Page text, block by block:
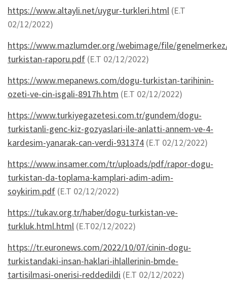
https://www.altayli.net/uygur-turkleri.html (E.T
02/12/2022)
https://www.mazlumder.org/webimage/file/
turkistan-raporu.pdf (E.T 02/12/2022)
https://www.mepanews.com/dogu-turkistan-tarihinin-
ozeti-ve-cin-isgali-8917h.htm (E.T 02/12/2022)
https://www.turkiyegazetesi.com.tr/gundem/dogu-
turkistanli-genc-kiz-gozyaslari-ile-anlatti-annem-ve-4-
kardesim-yanarak-can-verdi-931374 (E.T 02/12/2022)
https://www.insamer.com/tr/uploads/pdf/rapor-dogu-
turkistan-da-toplama-kamplari-adim-adim-
soykirim.pdf (E.T 02/12/2022)
https://tukav.org.tr/haber/dogu-turkistan-ve-
turkluk.html.html (E.T02/12/2022)
https://tr.euronews.com/2022/10/07/cinin-dogu-
turkistandaki-insan-haklari-ihlallerinin-bmde-
tartisilmasi-onerisi-reddedildi (E.T 02/12/2022)